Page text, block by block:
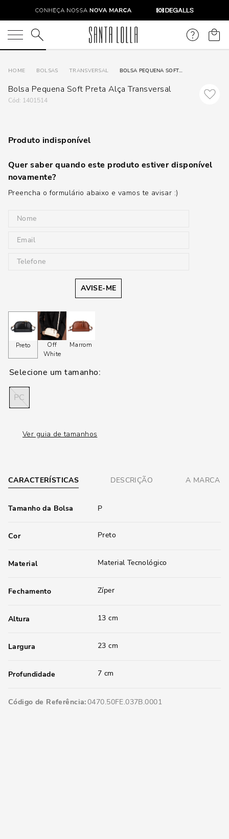
O que você está procurando?
BOLSAS TRANSVERSAL BOLSA PEQUENA SOFT PRETA ALÇA TRANSVERSAL
Bolsa Pequena Soft Preta Alça Transversal
: 1401514
Produto indisponível
Quer saber quando este produto estiver disponível
novamente?
Preencha o formulário abaixo e vamos te avisar :)
AVISE-ME
Preto
Off
White
Marrom
PC
Ver guia de tamanhos
CARACTERÍSTICAS DESCRIÇÃO A MARCA
Tamanho da Bolsa P
Cor Preto
Material Material Tecnológico
Fechamento Zíper
Altura 13 cm
Largura 23 cm
Profundidade 7 cm
Código de Referência 0470.50FE.037B.0001